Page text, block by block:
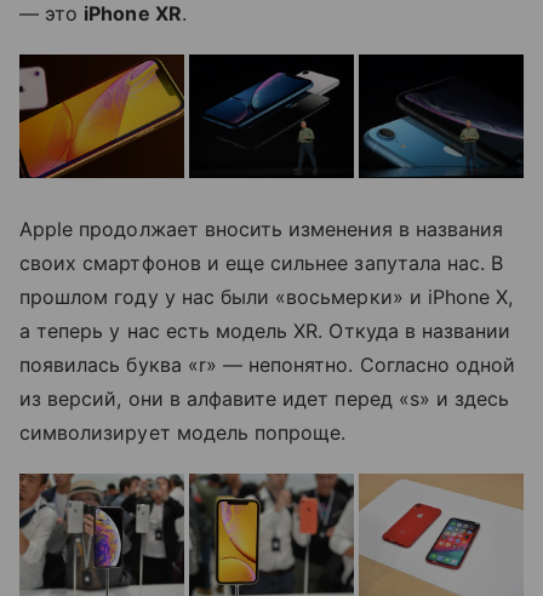
— это iPhone XR.
Apple продолжает вносить изменения в названия
своих смартфонов и еще сильнее запутала нас. В
прошлом году у нас были «восьмерки» и iPhone X,
а теперь у нас есть модель XR. Откуда в названии
появилась буква «r» — непонятно. Согласно одной
из версий, они в алфавите идет перед «s» и здесь
символизирует модель попроще.